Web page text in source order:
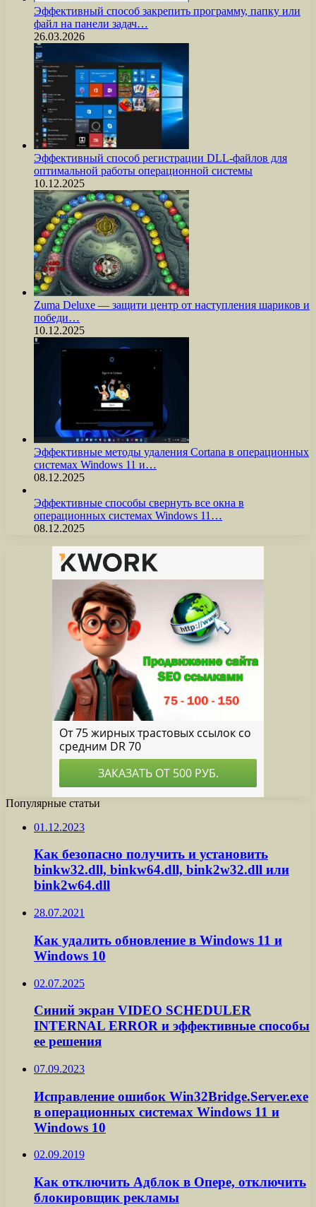
Эффективный способ закрепить программу, папку или
файл на панели задач…
26.03.2026
Эффективный способ регистрации DLL-файлов для
оптимальной работы операционной системы
10.12.2025
Zuma Deluxe — защити центр от наступления шариков и
победи…
10.12.2025
Эффективные методы удаления Cortana в операционных
системах Windows 11 и…
08.12.2025
Эффективные способы свернуть все окна в
операционных системах Windows 11…
08.12.2025
Популярные статьи
01.12.2023
Как безопасно получить и установить
binkw32.dll, binkw64.dll, bink2w32.dll или
bink2w64.dll
28.07.2021
Как удалить обновление в Windows 11 и
Windows 10
02.07.2025
Синий экран VIDEO SCHEDULER
INTERNAL ERROR и эффективные способы
ее решения
07.09.2023
Исправление ошибок Win32Bridge.Server.exe
в операционных системах Windows 11 и
Windows 10
02.09.2019
Как отключить Адблок в Опере, отключить
блокировщик рекламы